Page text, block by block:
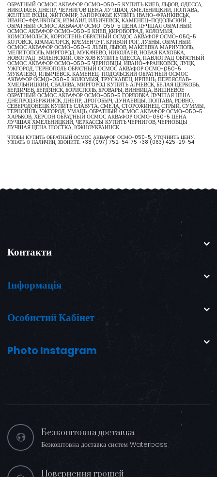
ОБРАТНЫЙ ОСМОС АКВАФОР ОСМО-050-5 КУПИТЬ КИЕВ, ЛЬВОВ, ОДЕССА,
НИКОЛАЕВ, ДНЕПР, ЧЕРНИГОВ ЦЕНА ЛУЧШАЯ, ХМЕЛЬНИЦКИЙ, ПОЛТАВА,
ЖЕЛТЫЕ ВОДЫ, ЖИТОМИР, ЗАПОРОЖЬЕ КУПИТЬ ІВАНО-ФРАНКІВСЬК,
ИВАНО-ФРАНКОВСК, ИЗМАИЛ, ИЛЬИЧЕВСК, КАМЕНЕЦ-ПОДОЛЬСКИЙ
ОБРАТНЫЙ ОСМОС АКВАФОР ОСМО-050-5 ЦЕНА ЛУЧШАЯ ОБРАТНЫЙ
ОСМОС АКВАФОР ОСМО-050-5 КИЕВ, КИРОВОГРАД, КОЛОМЫЯ,
КОМСОМОЛЬСК, КОРОСТЕНЬ ОБРАТНЫЙ ОСМОС АКВАФОР ОСМО-050-5
КОТОВСК, КРАМАТОРСК, КРЕМЕНЧУГ, КРИВОЙ РОГ, ЛУБНЫ, ОБРАТНЫЙ
ОСМОС АКВАФОР ОСМО-050-5 ЛЬВІВ, ЛЬВОВ, МАКЕЕВКА МАРИУПОЛЬ,
МЕЛИТОПОЛЬ, МИРГОРОД, МУКАЧЕВО, НИКОЛАЕВ, НОВАЯ КАХОВКА,
НОВОГРАД-ВОЛЫНСКИЙ, ОБУХОВ КУПИТЬ ОДЕССА, ПАВЛОГРАД ОБРАТНЫЙ
ОСМОС АКВАФОР ОСМО-050-5 ЧЕРНОВЦЫ, ИВАНО-ФРАНКОВСК, ЛУЦК,
УЖГОРОД, ТЕРНОПОЛЬ ОБРАТНЫЙ ОСМОС АКВАФОР ОСМО-050-5
МУКАЧЕВО, ИЛЬИЧЁВСК, КАМЕНЕЦ-ПОДОЛЬСКИЙ ОБРАТНЫЙ ОСМОС
АКВАФОР ОСМО-050-5 КОЛОМЫЯ, ТРУСКАВЕЦ, ИРПЕНЬ, ПЕРЕЯСЛАВ-
ХМЕЛЬНИЦКИЙ, СВАЛЯВА, МИРГОРОД КУПИТЬ АЛЧЕВСК, БЕЛАЯ ЦЕРКОВЬ,
БЕРДИЧЕВ, БЕРДЯНСК, БОРИСПОЛЬ, БРОВАРЫ, ВИННИЦА, ВИШНЕВОЕ
ОБРАТНЫЙ ОСМОС АКВАФОР ОСМО-050-5 ГОРЛОВКА ЛУЧШАЯ ЦЕНА
ДНЕПРОДЗЕРЖИНСК, ДНЕПР, ДРОГОБЫЧ, ДУНАЕВЦЫ, ПОЛТАВА, РОВНО,
СЕВЕРОДОНЕЦК КУПИТЬ СЛАВУТА, СМЕЛА, СТОРОЖИНЕЦ, СТРЫЙ, СУММЫ,
ТЕРНОПІЛЬ, УЖГОРОД, УМАНЬ, ОБРАТНЫЙ ОСМОС АКВАФОР ОСМО-050-5
ХАРЬКОВ, ХЕРСОН ОБРАТНЫЙ ОСМОС АКВАФОР ОСМО-050-5 ЦЕНА
ЛУЧШАЯ ХМЕЛЬНИЦКИЙ, ЧЕРКАССЫ КУПИТЬ ЧЕРНИГОВ, ЧЕРНОВЦЫ
ЛУЧШАЯ ЦЕНА ШОСТКА, ЮЖНОУКРАИНСК
ЧТОБЫ КУПИТЬ ОБРАТНЫЙ ОСМОС АКВАФОР ОСМО-050-5, УТОЧНИТЬ ЦЕНУ,
УЗНАТЬ О НАЛИЧИИ, ЗВОНИТЕ: +38 (097) 752-54-75 +38 (063) 425-29-54
Контакти
Інформація
Особистий Кабінет
Photo Instagram
Безкоштовна доставка
Безкоштовна доставка систем Waterboss
Повернення грошей